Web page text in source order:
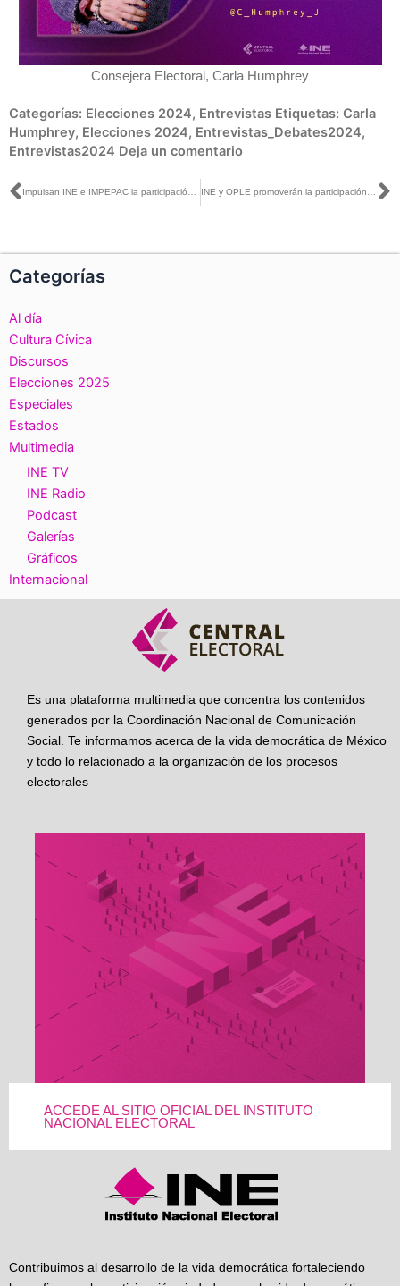
Consejera Electoral, Carla Humphrey
Categorías: Elecciones 2024, Entrevistas Etiquetas: Carla
Humphrey, Elecciones 2024, Entrevistas_Debates2024,
Entrevistas2024 Deja un comentario
Ant
Categorías
Al día
Cultura Cívica
Discursos
Elecciones 2025
Especiales
Estados
Multimedia
INE TV
INE Radio
Podcast
Galerías
Gráficos
Internacional
Es una plataforma multimedia que concentra los contenidos
generados por la Coordinación Nacional de Comunicación
Social. Te informamos acerca de la vida democrática de México
y todo lo relacionado a la organización de los procesos
electorales
ACCEDE AL SITIO OFICIAL DEL INSTITUTO
NACIONAL ELECTORAL
Contribuimos al desarrollo de la vida democrática fortaleciendo